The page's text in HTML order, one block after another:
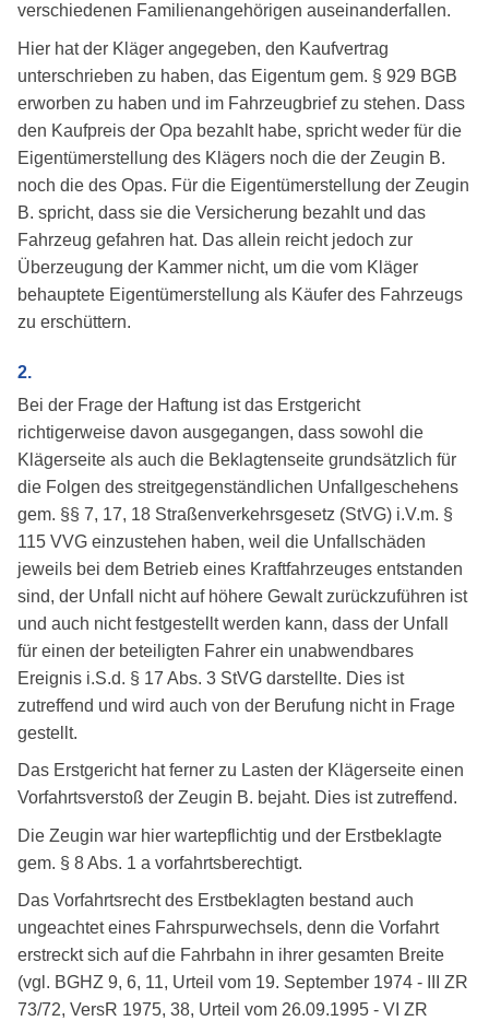
verschiedenen Familienangehörigen auseinanderfallen.
Hier hat der Kläger angegeben, den Kaufvertrag
unterschrieben zu haben, das Eigentum gem. § 929 BGB
erworben zu haben und im Fahrzeugbrief zu stehen. Dass
den Kaufpreis der Opa bezahlt habe, spricht weder für die
Eigentümerstellung des Klägers noch die der Zeugin B.
noch die des Opas. Für die Eigentümerstellung der Zeugin
B. spricht, dass sie die Versicherung bezahlt und das
Fahrzeug gefahren hat. Das allein reicht jedoch zur
Überzeugung der Kammer nicht, um die vom Kläger
behauptete Eigentümerstellung als Käufer des Fahrzeugs
zu erschüttern.
2.
Bei der Frage der Haftung ist das Erstgericht
richtigerweise davon ausgegangen, dass sowohl die
Klägerseite als auch die Beklagtenseite grundsätzlich für
die Folgen des streitgegenständlichen Unfallgeschehens
gem. §§ 7, 17, 18 Straßenverkehrsgesetz (StVG) i.V.m. §
115 VVG einzustehen haben, weil die Unfallschäden
jeweils bei dem Betrieb eines Kraftfahrzeuges entstanden
sind, der Unfall nicht auf höhere Gewalt zurückzuführen ist
und auch nicht festgestellt werden kann, dass der Unfall
für einen der beteiligten Fahrer ein unabwendbares
Ereignis i.S.d. § 17 Abs. 3 StVG darstellte. Dies ist
zutreffend und wird auch von der Berufung nicht in Frage
gestellt.
Das Erstgericht hat ferner zu Lasten der Klägerseite einen
Vorfahrtsverstoß der Zeugin B. bejaht. Dies ist zutreffend.
Die Zeugin war hier wartepflichtig und der Erstbeklagte
gem. § 8 Abs. 1 a vorfahrtsberechtigt.
Das Vorfahrtsrecht des Erstbeklagten bestand auch
ungeachtet eines Fahrspurwechsels, denn die Vorfahrt
erstreckt sich auf die Fahrbahn in ihrer gesamten Breite
(vgl. BGHZ 9, 6, 11, Urteil vom 19. September 1974 - III ZR
73/72, VersR 1975, 38, Urteil vom 26.09.1995 - VI ZR